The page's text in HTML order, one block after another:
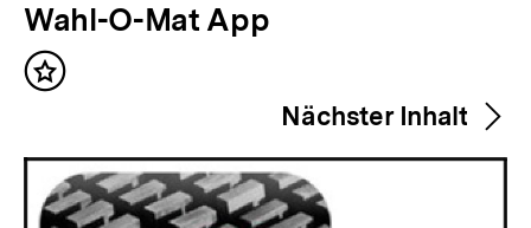
V
o
r
e
Wahl-O-Mat App
Inhalt
Nächster Inhalt